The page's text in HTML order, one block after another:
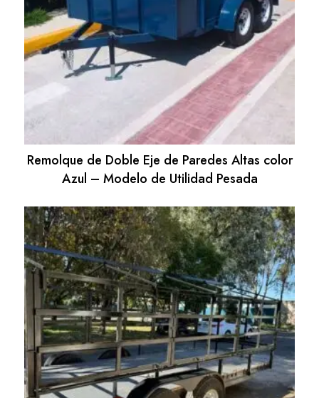
Remolque de Doble Eje de Paredes Altas color
Azul – Modelo de Utilidad Pesada